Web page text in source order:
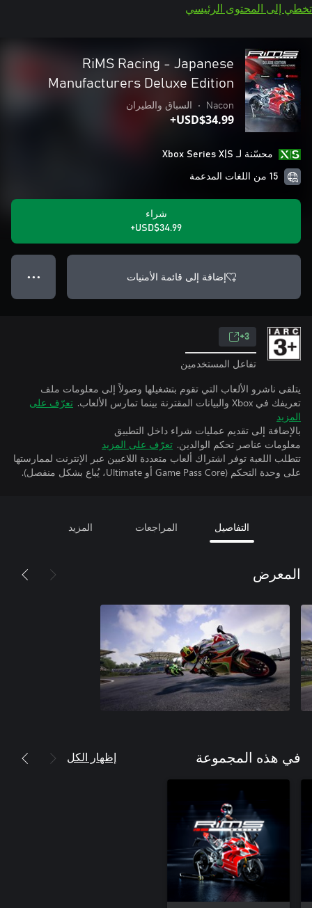
تخطي إلى المحتوى الرئيسي
RiMS Racing - Japanese
Manufacturers Deluxe Edition
Nacon
• السباق والطيران
USD$34.99+
محسّنة لـ Xbox Series X|S
15 من اللغات المدعمة
شراء
USD$34.99+
إضافة إلى قائمة الأمنيات ● ● ●
3+
تفاعل المستخدمين
يتلقى ناشرو الألعاب التي تقوم بتشغيلها وصولاً إلى معلومات ملف
تعريفك في Xbox والبيانات المقترنة بينما تمارس الألعاب.
تعرّف على
المزيد
بالإضافة إلى تقديم عمليات شراء داخل التطبيق
معلومات عناصر تحكم الوالدين. تعرّف على المزيد
تتطلب اللعبة توفر اشتراك ألعاب متعددة اللاعبين عبر الإنترنت لممارستها
على وحدة التحكم (Game Pass Core أو Ultimate، يُباع بشكل منفصل).
التفاصيل المراجعات المزيد
المعرض
في هذه المجموعة إظهار الكل